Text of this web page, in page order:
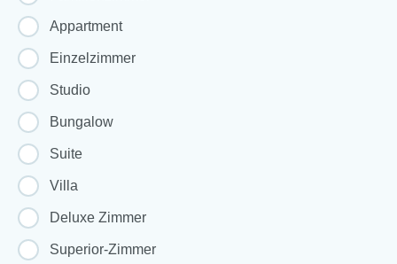
Appartment
Einzelzimmer
Studio
Bungalow
Suite
Villa
Deluxe Zimmer
Superior-Zimmer